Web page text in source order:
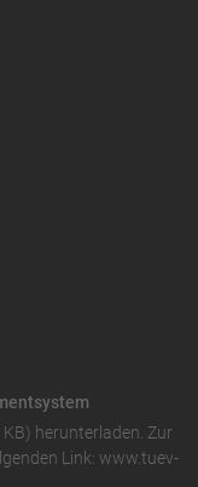
herunterladen. Zur
Link: www.tuev-